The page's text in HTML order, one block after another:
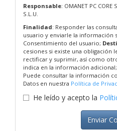
Responsable: OMANET PC CORE
S.L.U.
Finalidad: Responder las
usuario y enviarle la información
Consentimiento del usuario;
cesiones si existe una obligación
rectificar y suprimir, así como
indica en la información adicional;
Puede consultar la información
Datos en nuestra Política de
He leído y acepto la
Enviar